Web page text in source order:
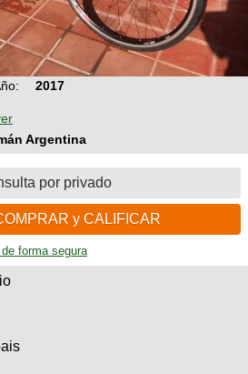
2017
Argentina
por privado
y CALIFICAR
forma segura